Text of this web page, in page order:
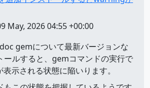
May, 2026 04:55 +00:00
gemについて最新バージョンな
ールすると、gemコマンドの実行で
示される状態に陥いります。